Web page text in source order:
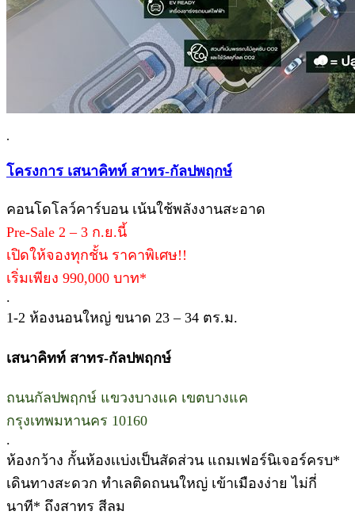
.
โครงการ เสนาคิทท์ สาทร-กัลปพฤกษ์
คอนโดโลว์คาร์บอน เน้นใช้พลังงานสะอาด
Pre-Sale 2 – 3 ก.ย.นี้
เปิดให้จองทุกชั้น ราคาพิเศษ!!
เริ่มเพียง 990,000 บาท*
.
1-2 ห้องนอนใหญ่ ขนาด 23 – 34 ตร.ม.
เสนาคิทท์ สาทร-กัลปพฤกษ์
ถนนกัลปพฤกษ์ แขวงบางแค เขตบางแค
กรุงเทพมหานคร 10160
.
ห้องกว้าง กั้นห้องเเบ่งเป็นสัดส่วน แถมเฟอร์นิเจอร์ครบ*
เดินทางสะดวก ทำเลติดถนนใหญ่ เข้าเมืองง่าย ไม่กี่
นาที* ถึงสาทร สีลม